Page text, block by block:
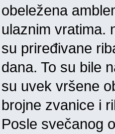
obeležena
ulaznim vratima.
su priređivane
dana. To su bile
su uvek vršene
brojne zvanice i
Posle svečanog